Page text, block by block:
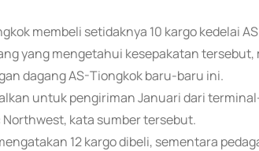
membeli setidaknya 10 kargo kedelai
yang mengetahui kesepakatan
dagang AS-Tiongkok baru-baru ini.
untuk pengiriman Januari dari
kata sumber tersebut.
12 kargo dibeli, sementara